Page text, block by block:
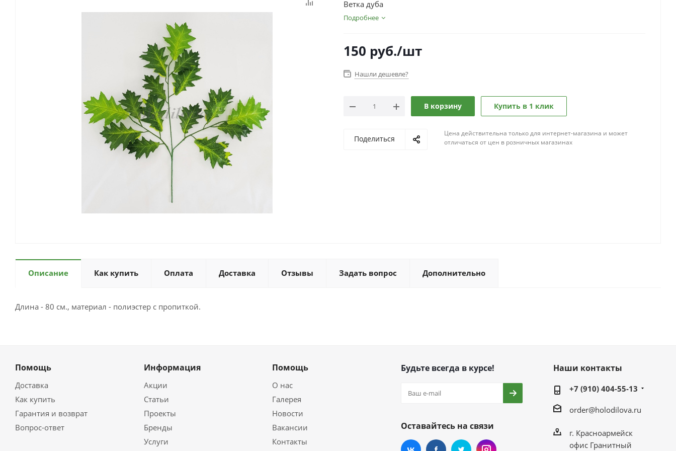
Ветка дуба
Подробнее
150 руб./шт
Нашли дешевле?
В корзину Купить в 1 клик
Поделиться
Цена действительна только для интернет-магазина и может
отличаться от цен в розничных магазинах
Описание Как купить Оплата Доставка Отзывы Задать вопрос Дополнительно
Длина - 80 см., материал - полиэстер с пропиткой.
Помощь
Доставка
Как купить
Гарантия и возврат
Вопрос-ответ
Информация
Акции
Статьи
Проекты
Бренды
Услуги
Помощь
О нас
Галерея
Новости
Вакансии
Контакты
Будьте всегда в курсе!
Оставайтесь на связи
Наши контакты
+7 (910) 404-55-13
order@holodilova.ru
г. Красноармейск
офис Гранитный